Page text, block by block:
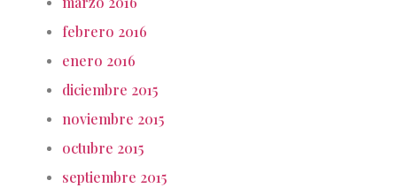
febrero 2016
enero 2016
diciembre 2015
noviembre 2015
octubre 2015
septiembre 2015